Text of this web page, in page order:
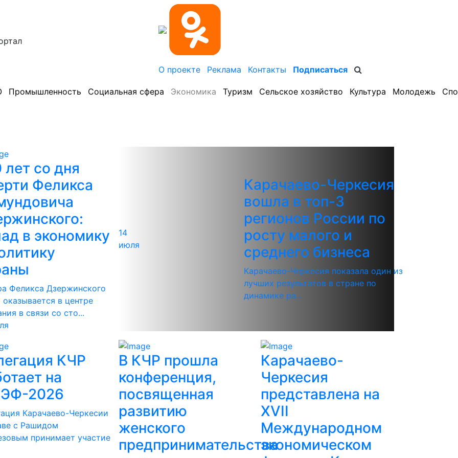
О проекте Реклама Контакты Подписаться
Промышленность Социальная сфера Экономика Туризм Сельское хозяйство Культура Молодежь
лет со дня
Феликса
в экономику
Феликса Дзержинского
оказывается в центре
в связи со сто...
14
июля
Карачаево-Черкесия
вошла в топ-3
регионов России по
росту малого и
среднего бизнеса
Карачаево-Черкесия показала один из
лучших результатов в стране по
динамике ра...
КЧР
на
2026
Карачаево-Черкесии
с Рашидом
принимает участие
В КЧР прошла
конференция,
посвященная
развитию
женского
предпринимательства
Карачаево-
Черкесия
представлена на
XVII
Международном
экономическом